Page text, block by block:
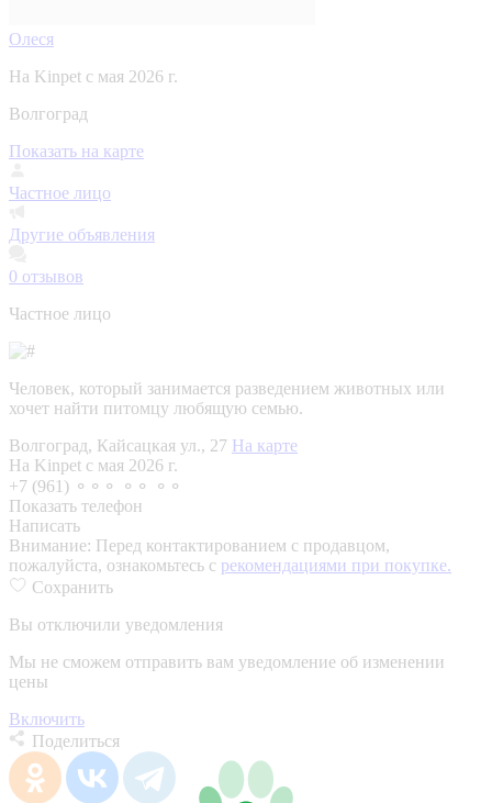
Олеся
На Kinpet c мая 2026 г.
Волгоград
Показать на карте
Частное лицо
Другие объявления
0 отзывов
Частное лицо
Человек, который занимается разведением животных или
хочет найти питомцу любящую семью.
Волгоград, Кайсацкая ул., 27 На карте
На Kinpet c мая 2026 г.
+7 (961) ⚬⚬⚬ ⚬⚬ ⚬⚬
Показать телефон
Написать
Внимание: Перед контактированием с продавцом,
пожалуйста, ознакомьтесь с рекомендациями при покупке.
Сохранить
Вы отключили уведомления
Мы не сможем отправить вам уведомление об изменении
цены
Включить
Поделиться